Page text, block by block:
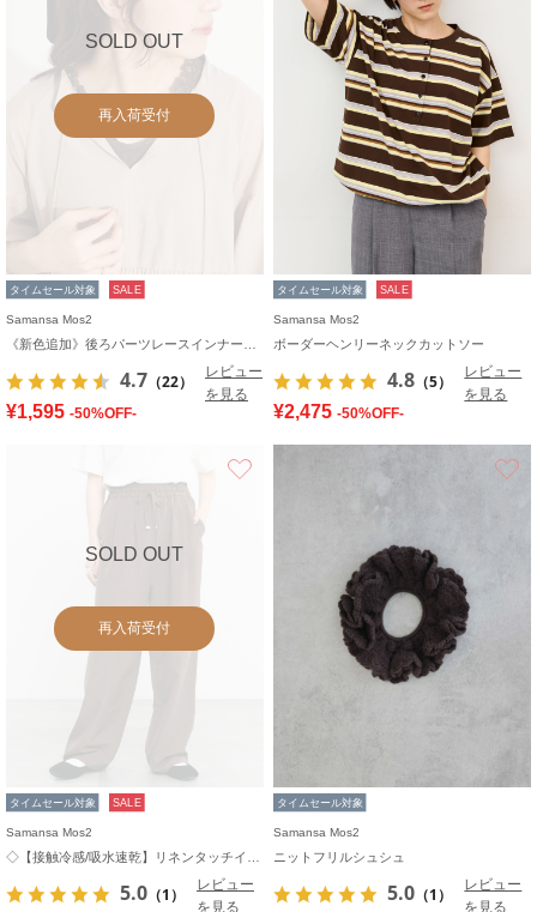
SOLD OUT
再入荷受付
タイムセール対象 SALE
Samansa Mos2
4.7 （22）
レビュー
を見る
¥1,595 -50%OFF-
タイムセール対象 SALE
Samansa Mos2
ボーダーヘンリーネックカットソー
4.8 （5）
レビュー
を見る
¥2,475 -50%OFF-
SOLD OUT
再入荷受付
タイムセール対象 SALE
Samansa Mos2
5.0 （1）
レビュー
を見る
タイムセール対象
Samansa Mos2
ニットフリルシュシュ
5.0 （1）
レビュー
を見る